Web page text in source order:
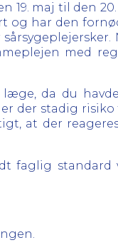
19. maj til den 20.
og har den
med
da du
der stadig risiko
at der
faglig standard